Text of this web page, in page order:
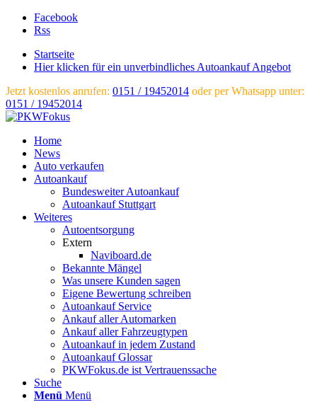
Facebook
Rss
Startseite
Hier klicken für ein unverbindliches Autoankauf Angebot
Jetzt kostenlos anrufen: 0151 / 19452014 oder per Whatsapp unter:
0151 / 19452014
Home
News
Auto verkaufen
Autoankauf
Bundesweiter Autoankauf
Autoankauf Stuttgart
Weiteres
Autoentsorgung
Extern
Naviboard.de
Bekannte Mängel
Was unsere Kunden sagen
Eigene Bewertung schreiben
Autoankauf Service
Ankauf aller Automarken
Ankauf aller Fahrzeugtypen
Autoankauf in jedem Zustand
Autoankauf Glossar
PKWFokus.de ist Vertrauenssache
Suche
Menü Menü